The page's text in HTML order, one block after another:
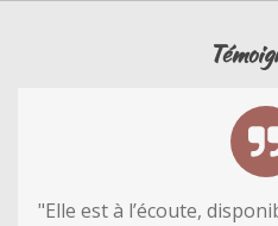
"Elle est à l’écoute,